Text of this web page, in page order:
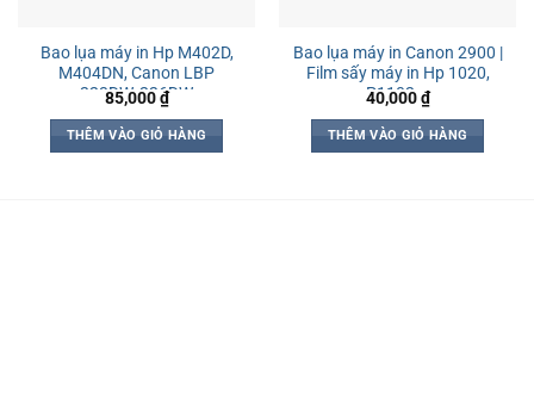
Bao lụa máy in Hp M402D,
M404DN, Canon LBP
223DW, 226DW
85,000₫
THÊM VÀO GIỎ HÀNG
Bao lụa máy in Canon 2900 |
Film sấy máy in Hp 1020,
P1102,…
40,000₫
THÊM VÀO GIỎ HÀNG